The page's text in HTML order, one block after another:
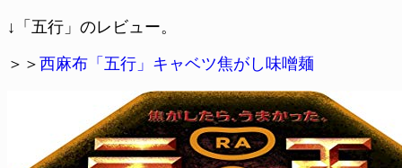
↓「五行」のレビュー。
＞＞ 西麻布「五行」キャベツ焦がし味噌麺